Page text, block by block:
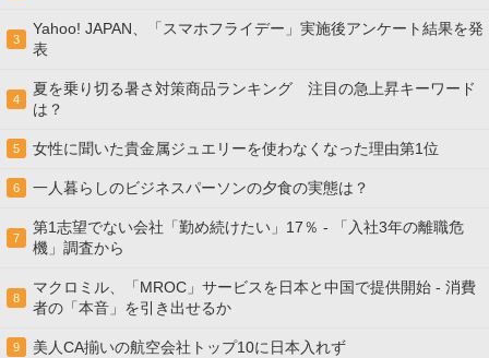
3
Yahoo! JAPAN、「スマホフライデー」実施後アンケート結果を発
表
4
夏を乗り切る暑さ対策商品ランキング 注目の急上昇キーワード
は？
5 女性に聞いた貴金属ジュエリーを使わなくなった理由第1位
6 一人暮らしのビジネスパーソンの夕食の実態は？
7
第1志望でない会社「勤め続けたい」17％ - 「入社3年の離職危
機」調査から
8
マクロミル、「MROC」サービスを日本と中国で提供開始 - 消費
者の「本音」を引き出せるか
9 美人CA揃いの航空会社トップ10に日本入れず